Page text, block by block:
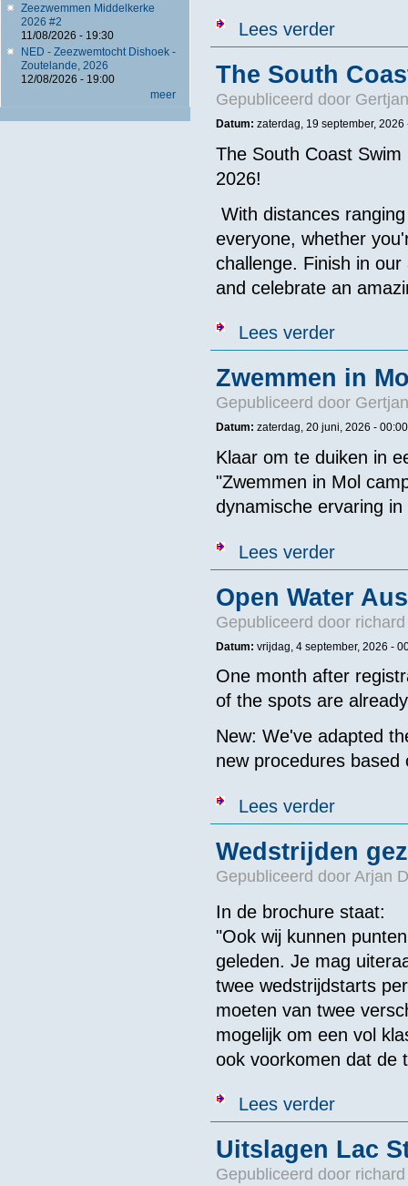
Zeezwemmen Middelkerke
2026 #2
11/08/2026 - 19:30
NED - Zeezwemtocht Dishoek -
Zoutelande, 2026
12/08/2026 - 19:00
meer
Lees verderover 400
The South
Gepubliceerd door
Datum: zaterdag, 19 september, 2026
The South Coast
2026!
With distances
everyone, whether
challenge. Finish in
and celebrate an
Lees verderover The
Zwemmen in
Gepubliceerd door
Datum: zaterdag, 20 juni, 2026 - 00:00
Klaar om te duiken in
"Zwemmen in Mol
dynamische ervaring
Lees verderover
Open Water
Gepubliceerd door
Datum: vrijdag, 4 september, 2026 -
One month after
of the spots are
New: We've adapted
new procedures based
Lees verderover Open
Wedstrijden
Gepubliceerd door Arjan
In de brochure staat:
"Ook wij kunnen
geleden. Je mag
twee wedstrijdstarts
moeten van twee
mogelijk om een vol
ook voorkomen dat de
Lees verderover
Uitslagen Lac
Gepubliceerd door